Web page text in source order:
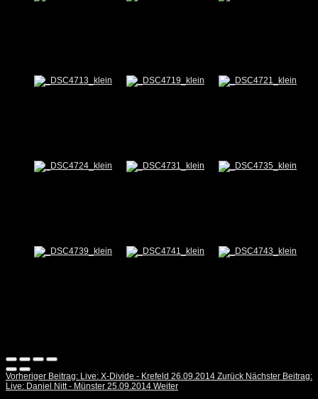
Vorheriger Beitrag: Live: X-Divide - Krefeld 26.09.2014 Zurück Nächster Beitrag:
Live: Daniel Nitt - Münster 25.09.2014 Weiter